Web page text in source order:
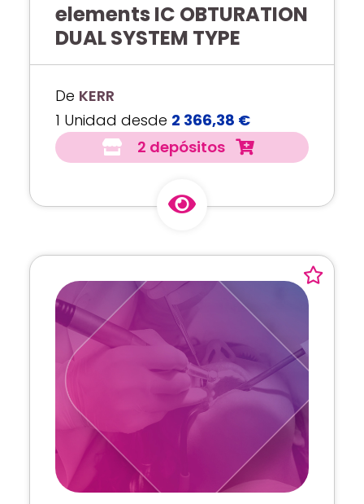
elements IC OBTURATION
DUAL SYSTEM TYPE
De KERR
1 Unidad desde 2 366,38 €
2 depósitos